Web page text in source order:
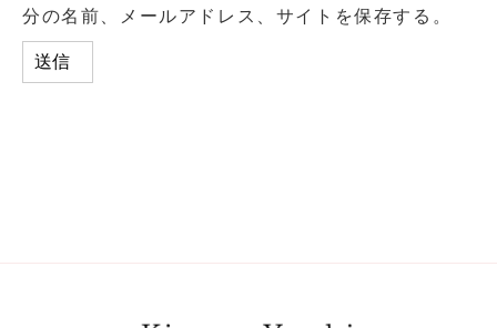
分の名前、メールアドレス、サイトを保存する。